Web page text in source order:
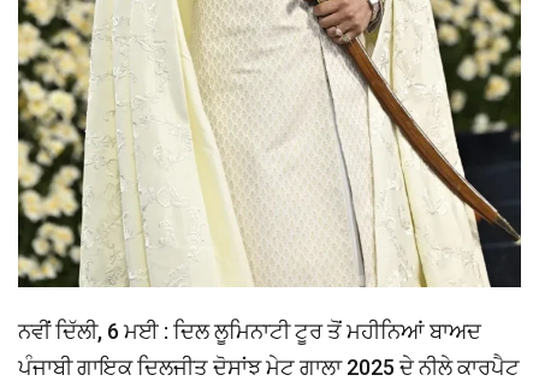
ਨਵੀਂ ਦਿੱਲੀ, 6 ਮਈ : ਦਿਲ ਲੂਮਿਨਾਟੀ ਟੂਰ ਤੋਂ ਮਹੀਨਿਆਂ ਬਾਅਦ
ਪੰਜਾਬੀ ਗਾਇਕ ਦਿਲਜੀਤ ਦੋਸਾਂਝ ਮੇਟ ਗਾਲਾ 2025 ਦੇ ਨੀਲੇ ਕਾਰਪੈਟ